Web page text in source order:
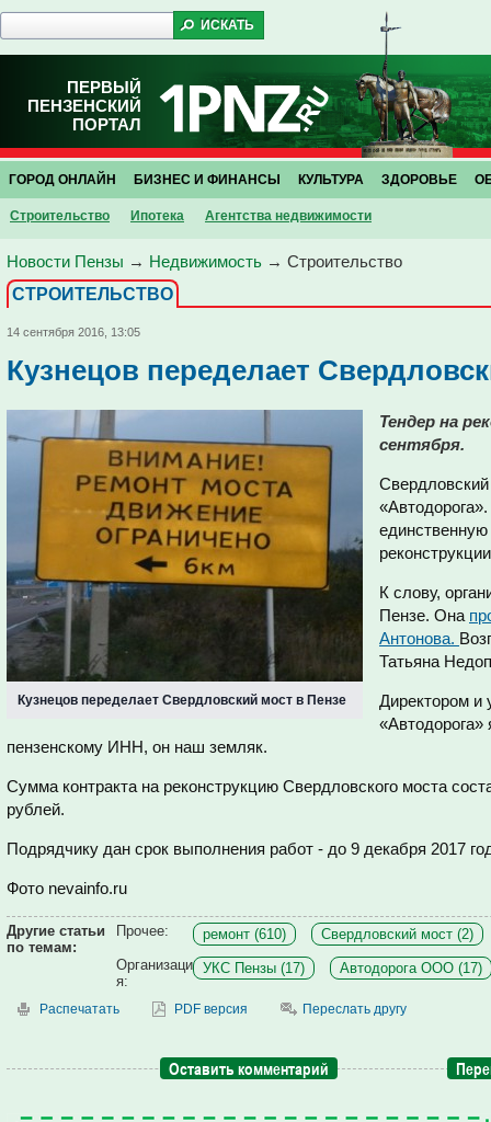
ПЕРВЫЙ
ПЕНЗЕНСКИЙ
ПОРТАЛ
ГОРОД ОНЛАЙН БИЗНЕС И ФИНАНСЫ КУЛЬТУРА ЗДОРОВЬЕ
Строительство Ипотека Агентства недвижимости
Новости Пензы → Недвижимость → Строительство
СТРОИТЕЛЬСТВО
14 сентября 2016, 13:05
Кузнецов переделает
Кузнецов переделает Свердловский мост в Пензе
Тендер на
сентября.
единственную
К слову,
Пензе. Она
Антонова.
Татьяна
Директором и
пензенскому ИНН, он наш земляк.
Сумма контракта на реконструкцию Свердловского моста
рублей.
Подрядчику дан срок выполнения работ - до 9 декабря 2017
Фото nevainfo.ru
Другие статьи
по темам:
Прочее: ремонт (610)
Свердловский мост (2)
Организаци
я:
УКС Пензы (17) Автодорога ООО (17)
Распечатать PDF версия Переслать другу
Оставить комментарий